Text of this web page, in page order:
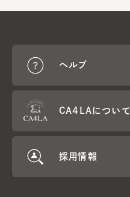
ヘルプ
CA4LAについて
採用情報